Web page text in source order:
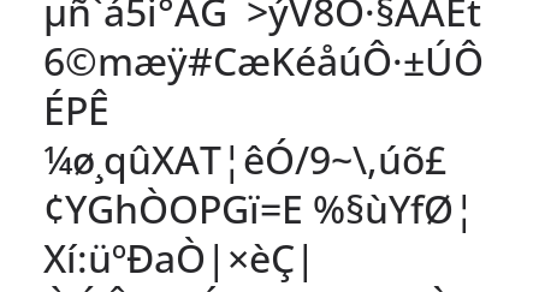
µñ`á5i°ÀG¯>ýV8O·§ÁÄËt
6©mæÿ#CæKéåúÔ·±ÚÔ
ÉPÊ
¼ø¸qûXAT¦êÓ/9~\,úõ£
¢YGhÒOPGï=E %§ùYfØ¦
Xí:üºÐaÒ|×èÇ|